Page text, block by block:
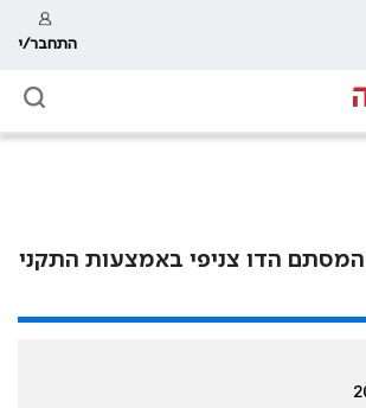
התחבר/י
המסתם הדו צניפי באמצעות התקני